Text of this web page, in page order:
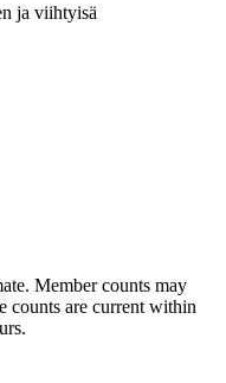
ja viihtyisä
Member counts may
counts are current within